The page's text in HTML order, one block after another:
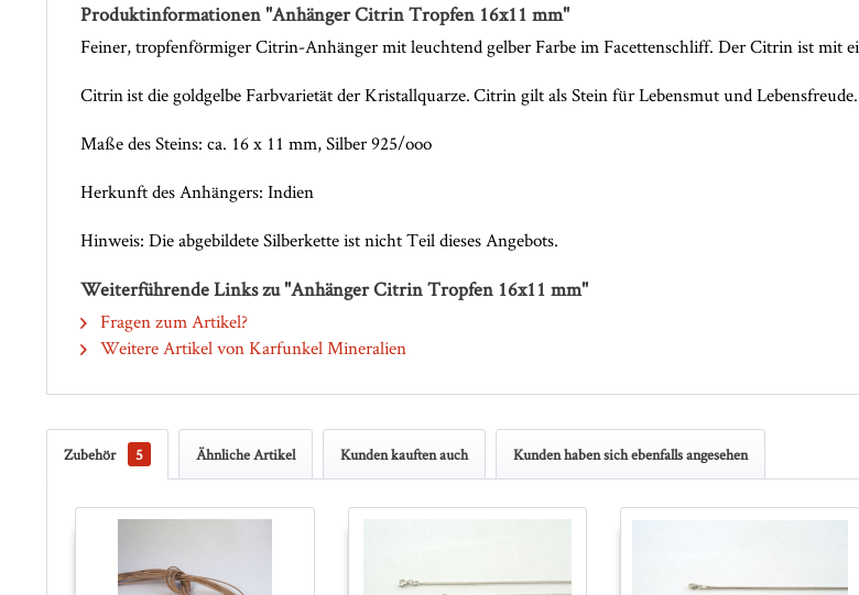
Produktinformationen "Anhänger Citrin Tropfen 16x11 mm"
Feiner, tropfenförmiger Citrin-Anhänger mit leuchtend gelber Farbe im Facettenschliff. Der Citrin ist mit
Citrin ist die goldgelbe Farbvarietät der Kristallquarze. Citrin gilt als Stein für Lebensmut und Lebensfreude.
Maße des Steins: ca. 16 x 11 mm, Silber 925/ooo
Herkunft des Anhängers: Indien
Hinweis: Die abgebildete Silberkette ist nicht Teil dieses Angebots.
Weiterführende Links zu "Anhänger Citrin Tropfen 16x11 mm"
Fragen zum Artikel?
Weitere Artikel von Karfunkel Mineralien
Zubehör 5 Ähnliche Artikel Kunden kauften auch Kunden haben sich ebenfalls angesehen